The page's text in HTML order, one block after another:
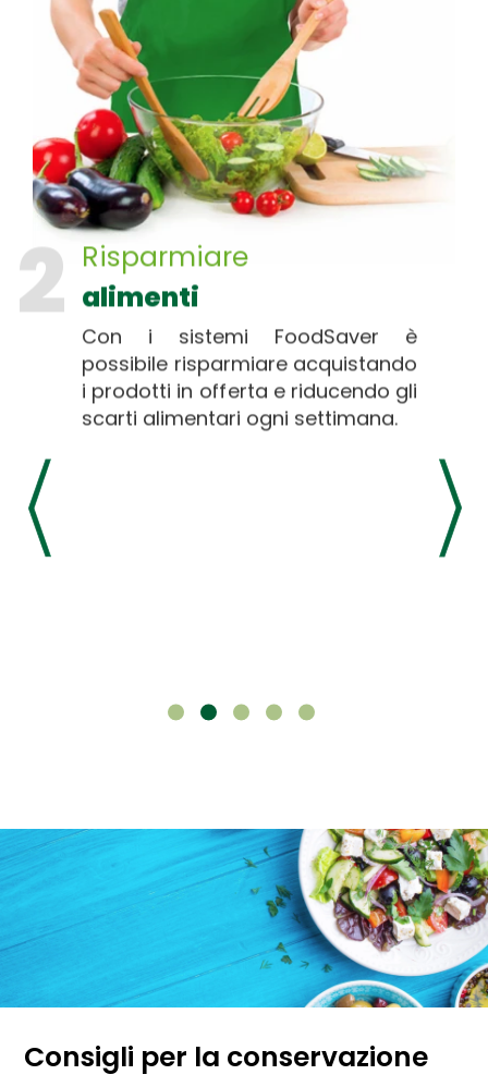
2 Risparmiare
alimenti
Con i sistemi FoodSaver è
possibile risparmiare acquistando
i prodotti in offerta e riducendo gli
scarti alimentari ogni settimana.
Consigli per la conservazione